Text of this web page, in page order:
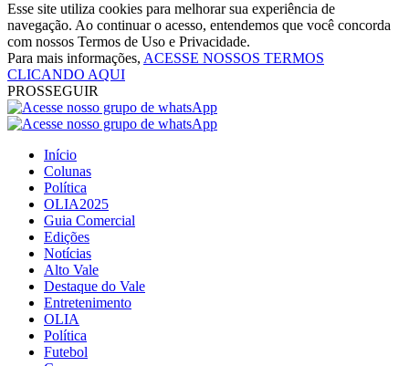
Esse site utiliza cookies para melhorar sua experiência de
navegação. Ao continuar o acesso, entendemos que você concorda
com nossos Termos de Uso e Privacidade.
Para mais informações, ACESSE NOSSOS TERMOS
CLICANDO AQUI
PROSSEGUIR
Início
Colunas
Política
OLIA2025
Guia Comercial
Edições
Notícias
Alto Vale
Destaque do Vale
Entretenimento
OLIA
Política
Futebol